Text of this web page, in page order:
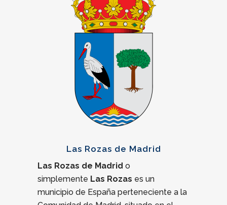
tomar decisiones
informadas.
Estoy muy contento con
los resultados.
Las Rozas de Madrid
Las Rozas de Madrid o
simplemente Las Rozas es un
municipio de España perteneciente a la